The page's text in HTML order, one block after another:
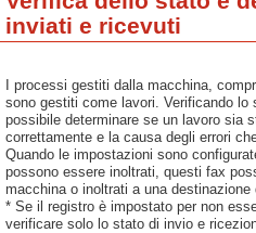
inviati e ricevuti
I processi gestiti dalla macchina,
sono gestiti come lavori. Verificando lo
possibile determinare se un lavoro sia
correttamente e la causa degli errori
Quando le impostazioni sono
possono essere inoltrati, questi fax
macchina o inoltrati a una destinazione
* Se il registro è impostato per non
verificare solo lo stato di invio e